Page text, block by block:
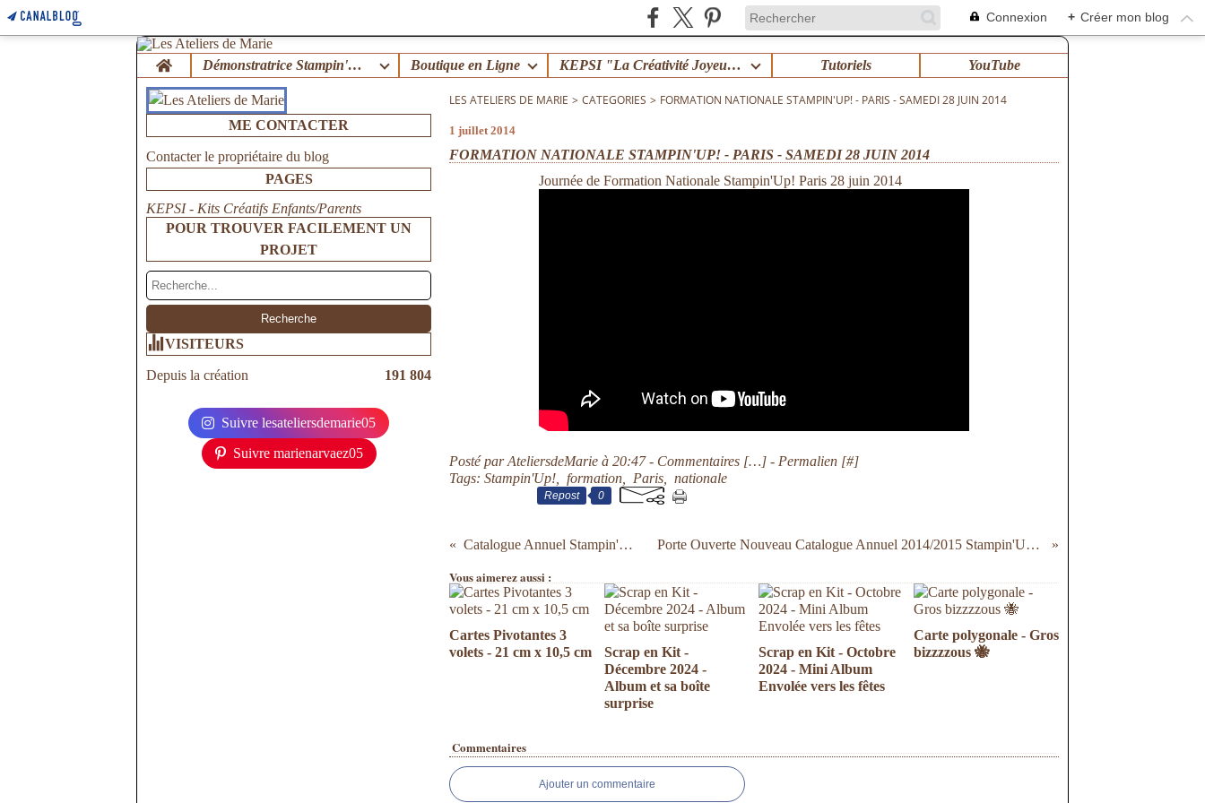
Connexion + Créer mon blog
Home Démonstratrice Stampin'Up ! Boutique en Ligne KEPSI "La Créativité Joyeuse en Famille" ! Tutoriels YouTube
ME CONTACTER
Contacter le propriétaire du blog
PAGES
KEPSI - Kits Créatifs Enfants/Parents
POUR TROUVER FACILEMENT UN
PROJET
VISITEURS
Depuis la création 191 804
Suivre lesateliersdemarie05
Suivre marienarvaez05
LES ATELIERS DE MARIE > CATEGORIES > FORMATION NATIONALE STAMPIN'UP! - PARIS - SAMEDI 28 JUIN 2014
1 juillet 2014
FORMATION NATIONALE STAMPIN'UP! - PARIS - SAMEDI 28 JUIN 2014
Journée de Formation Nationale Stampin'Up! Paris 28 juin 2014
Posté par AteliersdeMarie à 20:47 - Commentaires […] - Permalien [#]
Tags: Stampin'Up! formation Paris nationale
Repost 0
Catalogue Annuel Stampin'Up! 2014/2015 Porte Ouverte Nouveau Catalogue Annuel 2014/2015 Stampin'Up! - Samedi 05 juillet 2014
Vous aimerez aussi :
Cartes Pivotantes 3
volets - 21 cm x 10,5 cm
Scrap en Kit -
Décembre 2024 -
Album et sa boîte
surprise
Scrap en Kit - Octobre
2024 - Mini Album
Envolée vers les fêtes
Carte polygonale - Gros
bizzzzous 🐝
Commentaires
Ajouter un commentaire